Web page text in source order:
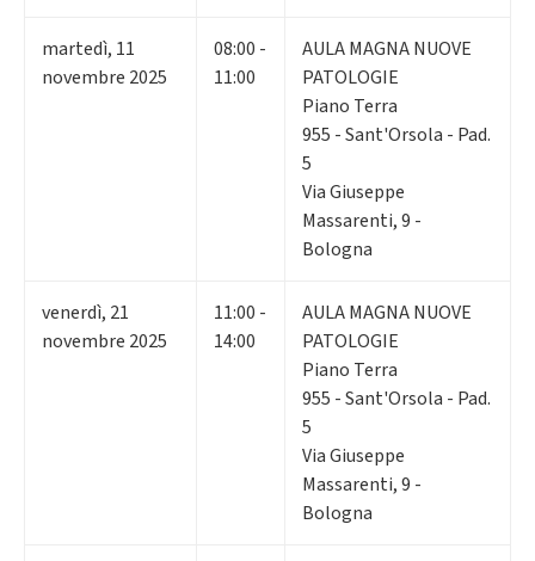
martedì, 11
novembre 2025
08:00 -
11:00
AULA MAGNA NUOVE
PATOLOGIE
Piano Terra
955 - Sant'Orsola - Pad.
5
Via Giuseppe
Massarenti, 9 -
Bologna
venerdì, 21
novembre 2025
11:00 -
14:00
AULA MAGNA NUOVE
PATOLOGIE
Piano Terra
955 - Sant'Orsola - Pad.
5
Via Giuseppe
Massarenti, 9 -
Bologna